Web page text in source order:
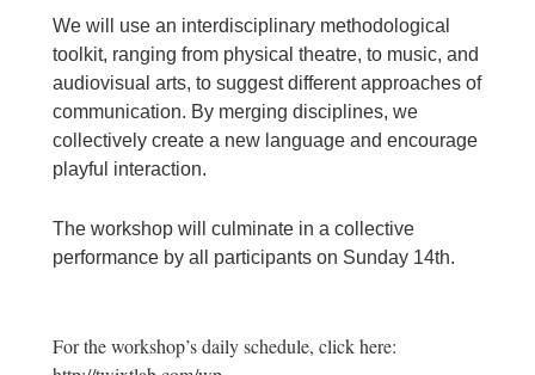
We will use an interdisciplinary methodological
toolkit, ranging from physical theatre, to music, and
audiovisual arts, to suggest different approaches of
communication. By merging disciplines, we
collectively create a new language and encourage
playful interaction.
The workshop will culminate in a collective
performance by all participants on Sunday 14th.
For the workshop’s daily schedule, click here: